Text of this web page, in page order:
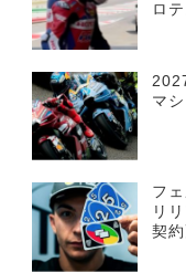
ロ
マ
フ
リ
契